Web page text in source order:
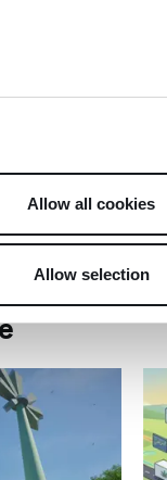
Allow all cookies
Allow selection
F